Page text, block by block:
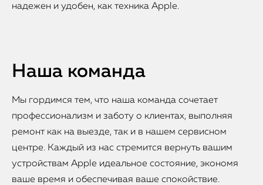
надежен и удобен, как техника Apple.
Наша команда
Мы гордимся тем, что наша команда сочетает
профессионализм и заботу о клиентах, выполняя
ремонт как на выезде, так и в нашем сервисном
центре. Каждый из нас стремится вернуть вашим
устройствам Apple идеальное состояние, экономя
ваше время и обеспечивая ваше спокойствие.